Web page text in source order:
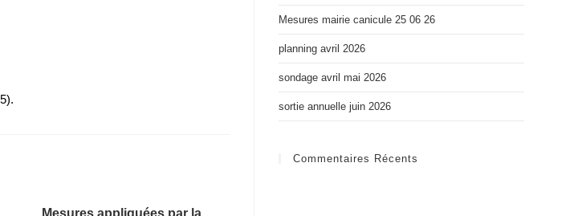
Mesures mairie canicule 25 06 26
planning avril 2026
sondage avril mai 2026
sortie annuelle juin 2026
Commentaires Récents